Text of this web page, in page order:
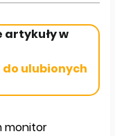
artykuły w
ulubionych
monitor